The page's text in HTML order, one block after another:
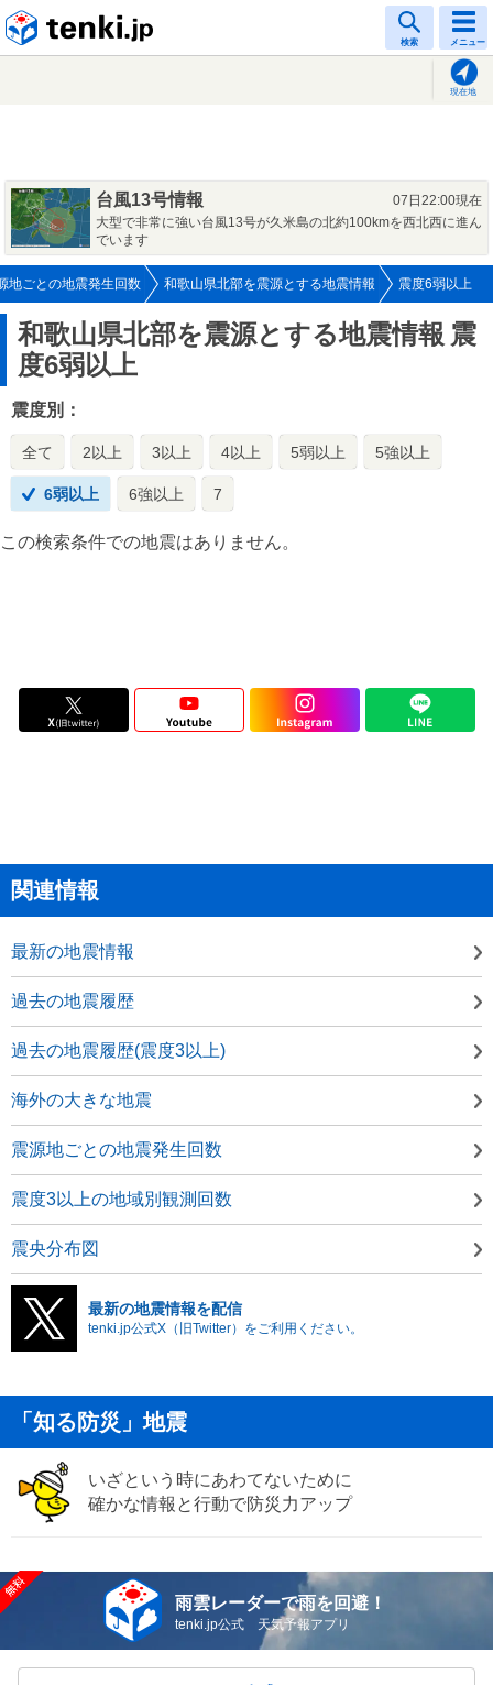
検索 メニュー
現在地
台風13号情報
07日22:00現在
大型で非常に強い台風13号が久米島の北約100kmを西北西に進ん
でいます
地ごとの地震発生回数 和歌山県北部を震源とする地震情報 震度6弱以上
和歌山県北部を震源とする地震情報 震
度6弱以上
震度別：
全て 2以上 3以上 4以上 5弱以上 5強以上
6弱以上 6強以上 7
この検索条件での地震はありません。
関連情報
最新の地震情報
過去の地震履歴
過去の地震履歴(震度3以上)
海外の大きな地震
震源地ごとの地震発生回数
震度3以上の地域別観測回数
震央分布図
最新の地震情報を配信
tenki.jp公式X（旧Twitter）をご利用ください。
「知る防災」地震
いざという時にあわてないために
確かな情報と行動で防災力アップ
雨雲レーダーで雨を回避！
tenki.jp公式 天気予報アプリ